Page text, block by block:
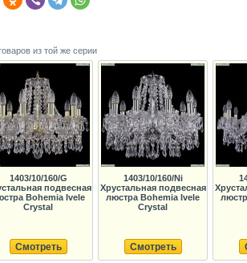
из той же серии
1403/10/160/G
подвесная
Bohemia Ivele
Crystal
Смотреть
1403/10/160/Ni
Хрустальная подвесная
люстра Bohemia Ivele
Crystal
Смотреть